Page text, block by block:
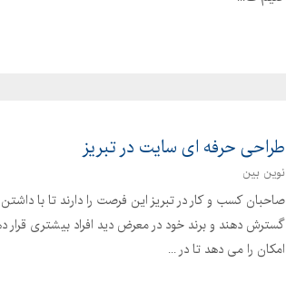
طراحی حرفه ای سایت در تبریز
نوین بین
صاحبان کسب و کار در تبریز این فرصت را دارند تا با
گسترش دهند و برند خود در معرض دید افراد بیشتری قرار
امکان را می دهد تا در ...